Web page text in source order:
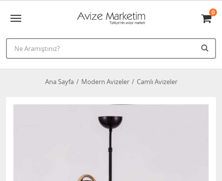
0
Ana Sayfa Modern Avizeler Camlı Avizeler